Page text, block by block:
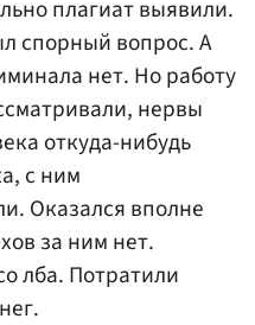
плагиат выявили.
спорный вопрос. А
нет. Но работу
нервы
откуда-нибудь
с ним
Оказался вполне
за ним нет.
лба. Потратили